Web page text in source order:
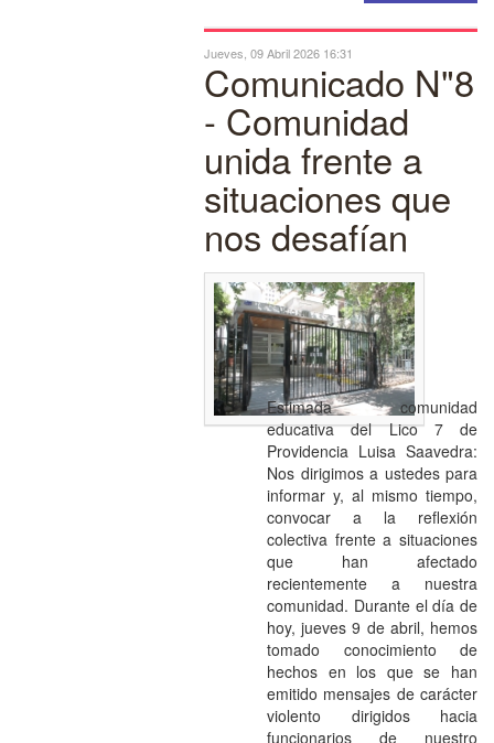
Jueves, 09 Abril 2026 16:31
Comunicado N"8
- Comunidad
unida frente a
situaciones que
nos desafían
Estimada comunidad
educativa del Lico 7 de
Providencia Luisa Saavedra:
Nos dirigimos a ustedes para
informar y, al mismo tiempo,
convocar a la reflexión
colectiva frente a situaciones
que han afectado
recientemente a nuestra
comunidad. Durante el día de
hoy, jueves 9 de abril, hemos
tomado conocimiento de
hechos en los que se han
emitido mensajes de carácter
violento dirigidos hacia
funcionarios de nuestro